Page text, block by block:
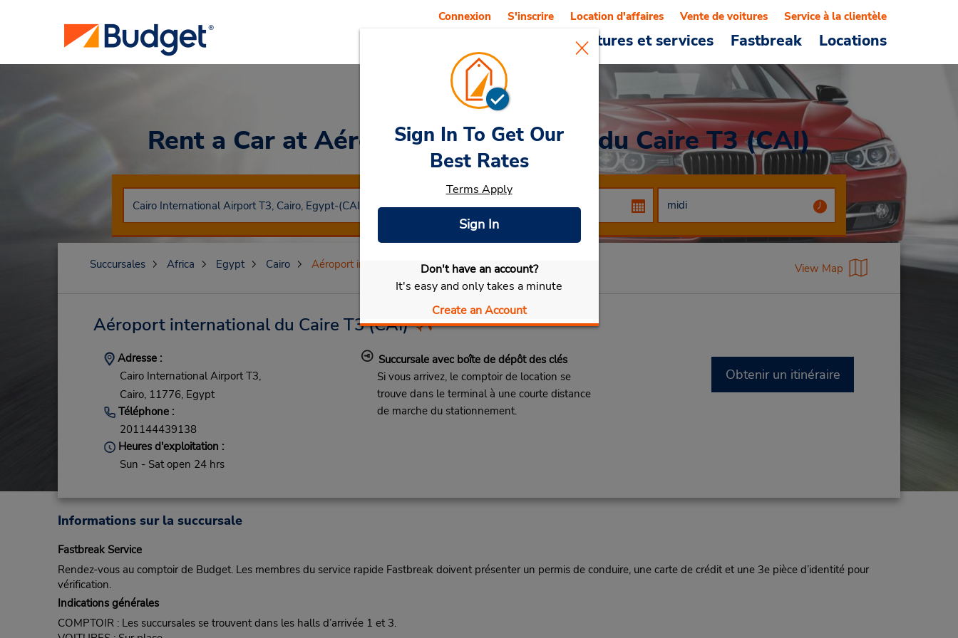
Voitures et services Fastbreak Locations
Connexion S'inscrire Location d'affaires Vente de voitures Service à la clientèle
Rent a Car at Aéroport international du Caire T3 (CAI)
Sélectionner ma voiture
Sign In To Get Our
Best Rates
Terms Apply
Sign In
Don't have an account?
It's easy and only takes a minute
Create an Account
Succursales Africa Egypt Cairo Aéroport international du Caire T3 View Map
Aéroport international du Caire T3(CAI)
Adresse :
Cairo International Airport T3,
Cairo, 11776, Egypt
Téléphone :
201144439138
Heures d'exploitation :
Sun - Sat open 24 hrs
Succursale avec boîte de dépôt des clés
Si vous arrivez, le comptoir de location se
trouve dans le terminal à une courte distance
de marche du stationnement.
Obtenir un itinéraire
Informations sur la succursale
Fastbreak Service
Rendez-vous au comptoir de Budget. Les membres du service rapide Fastbreak doivent présenter un permis de conduire, une carte de crédit et une 3e pièce d’identité pour
vérification.
Indications générales
COMPTOIR : Les succursales se trouvent dans les halls d’arrivée 1 et 3.